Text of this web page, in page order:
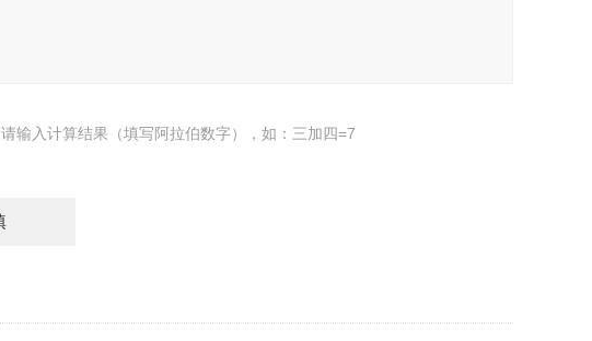
请输入计算结果（填写阿拉伯数字），如：三加四=7